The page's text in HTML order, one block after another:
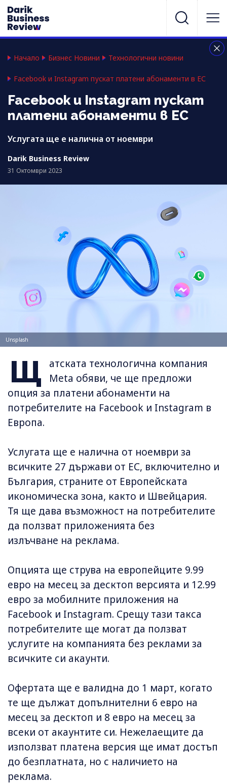
Начало Бизнес Новини Технологични новини
Facebook и Instagram пускат платени абонаменти в ЕС
Facebook и Instagram пускат
платени абонаменти в ЕС
Услугата ще е налична от ноември
Darik Business Review
31 Октомври 2023
Unsplash
Щ
атската технологична компания
Meta обяви, че ще предложи
опция за платени абонаменти на
потребителите на Facebook и Instagram в
Европа.
Услугата ще е налична от ноември за
всичките 27 държави от ЕС, включително и
България, страните от Европейската
икономическа зона, както и Швейцария.
Тя ще дава възможност на потребителите
да ползват приложенията без
излъчване на реклама.
Опцията ще струва на европейците 9.99
евро на месец за десктоп версията и 12.99
евро за мобилните приложения на
Facebook и Instagram. Срещу тази такса
потребителите ще могат да ползват
услугите на компанията без реклами за
всичките си акаунти.
Офертата ще е валидна до 1 март, когато
те ще дължат допълнителни 6 евро на
месец за десктоп и 8 евро на месец за
всеки от акаунтите си. Нежелаещите да
използват платена версия ще имат достъп
до безплатната, но с наличието на
реклама.